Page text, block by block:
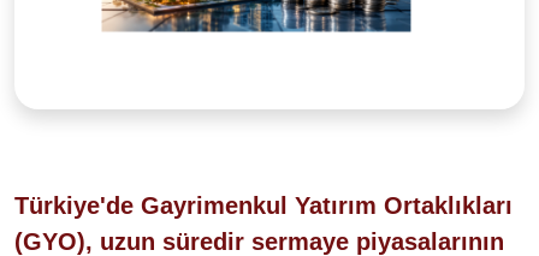
Türkiye'de Gayrimenkul Yatırım Ortaklıkları
(GYO), uzun süredir sermaye piyasalarının